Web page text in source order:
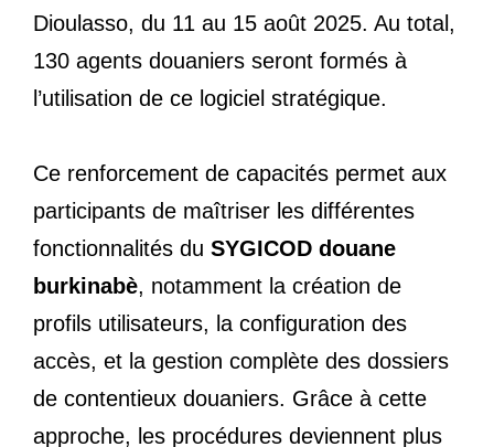
Dioulasso, du 11 au 15 août 2025. Au total,
130 agents douaniers seront formés à
l’utilisation de ce logiciel stratégique.
Ce renforcement de capacités permet aux
participants de maîtriser les différentes
fonctionnalités du SYGICOD douane
burkinabè, notamment la création de
profils utilisateurs, la configuration des
accès, et la gestion complète des dossiers
de contentieux douaniers. Grâce à cette
approche, les procédures deviennent plus